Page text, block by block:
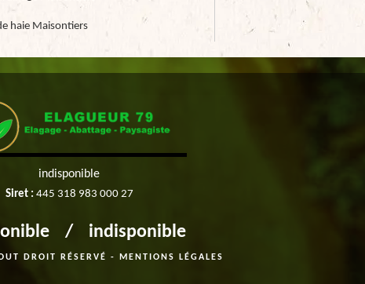
haie Maisontiers
indisponible
Siret : 445 318 983 000 27
/ indisponible
DROIT RÉSERVÉ - MENTIONS LÉGALES